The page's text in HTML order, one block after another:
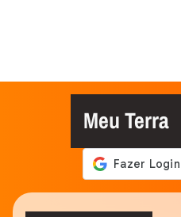
Meu Terra